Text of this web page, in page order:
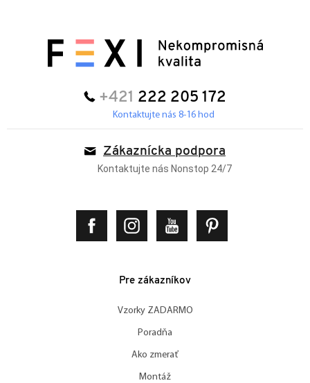
+421 222 205 172
Kontaktujte nás 8-16 hod
Zákaznícka podpora
Kontaktujte nás Nonstop 24/7
Pre zákazníkov
Vzorky ZADARMO
Poradňa
Ako zmerať
Montáž